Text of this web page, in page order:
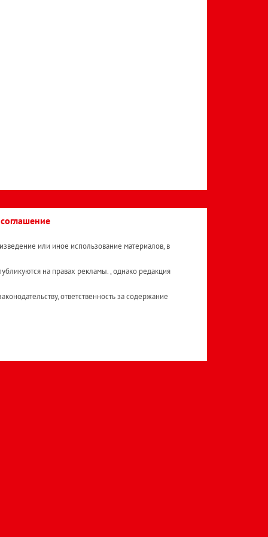
или иное использование материалов, в
на правах рекламы. , однако редакция
ответственность за содержание